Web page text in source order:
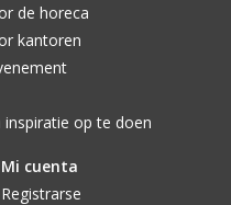
de horeca
kantoren
op te doen
Mi cuenta
Registrarse